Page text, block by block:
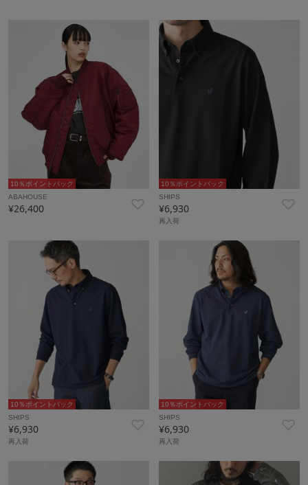
10％ポイントバック
ABAHOUSE
¥26,400
10％ポイントバック
SHIPS
¥6,930
再入荷
10％ポイントバック
SHIPS
¥6,930
再入荷
10％ポイントバック
SHIPS
¥6,930
再入荷